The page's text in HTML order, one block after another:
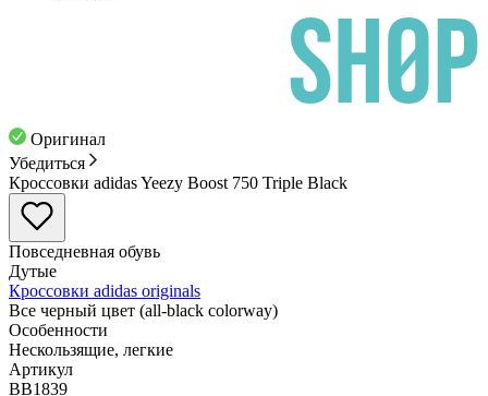
Оригинал
Убедиться
Кроссовки adidas Yeezy Boost 750 Triple Black
Повседневная обувь
Дутые
Кроссовки adidas originals
Все черный цвет (all-black colorway)
Особенности
Нескользящиe, легкие
Артикул
BB1839